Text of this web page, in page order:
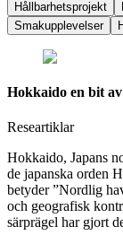
Hållbarhetsprojekt
Smakupplevelser
Hokkaido en bit
Researtiklar
Hokkaido, Japans
de japanska orden
betyder ”Nordlig
och geografisk
särprägel har gjort